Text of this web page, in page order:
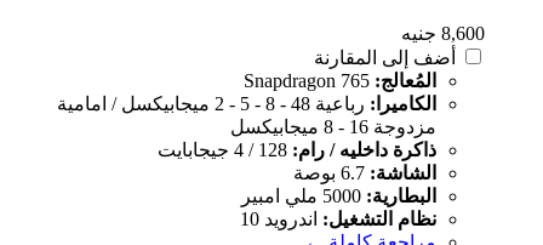
8,600 جنيه
أضف إلى المقارنة
المُعالج:
الكاميرا:
رباعية 48 - 8 - 5 - 2 ميجابيكسل / امامية
مزدوجة 16 - 8 ميجابيكسل
ذاكرة داخليه / رام:
الشاشة:
البطارية:
نظام التشغيل: اندرويد 10